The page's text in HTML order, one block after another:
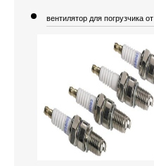
вентилятор для погрузчика от